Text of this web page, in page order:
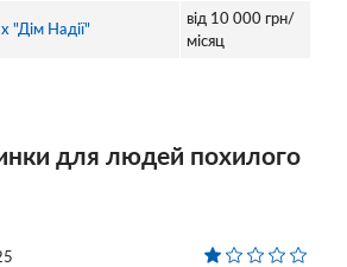
"Дім Надії"
від 10 000 грн/
місяц
для людей похилого